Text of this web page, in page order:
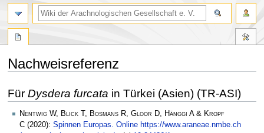
Nachweisreferenz
Navigation
springen
Suche
springen
Für Dysdera furcata in Türkei (Asien) (TR-ASI)
Nentwig W, Blick T, Bosmans R, Gloor D, Hänggi A & Kropf
C (2020): Spinnen Europas. Online https://www.araneae.nmbe.ch